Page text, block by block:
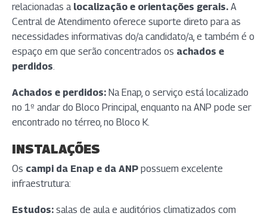
relacionadas a localização e orientações gerais. A
Central de Atendimento oferece suporte direto para as
necessidades informativas do/a candidato/a, e também é o
espaço em que serão concentrados os achados e
perdidos
Achados e perdidos: Na Enap, o serviço está localizado
no 1º andar do Bloco Principal, enquanto na ANP pode ser
encontrado no térreo, no Bloco K.
INSTALAÇÕES
Os campi da Enap e da ANP possuem excelente
infraestrutura:
Estudos: salas de aula e auditórios climatizados com